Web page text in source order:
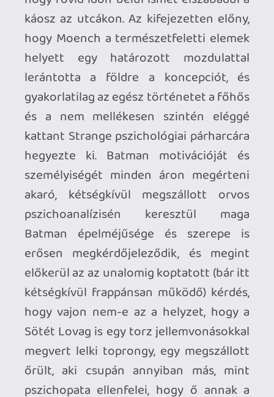
sztorihoz, ezért ezt az amúgy
agyonhasznált traumát vette elő újra –
igaz is lenne, ha nem képezné ennyire ez
az esemény a
Batman-képregény, amely a főhős
pszichéjével és lélektanával foglalkozik,
nem is kereshetné jobb helyen a karakter
mozgatórugóját, lényegét és minden
egyes cselekedetének a kiindulópontját,
mint a szülőgyilkosságban, annak a
bizonyos éjszakának a tragikus és véres
mivoltában, amikor egy piti bűnöző
megfosztotta Bruce Waynet a szüleitől, a
gyermekkorától és mindentől, ami
felnőve válhatott volna belőle. – azaz a
teljes értékű, boldog élettől. Ennél jobb
indok pedig nincs és nem is kell ahhoz,
hogy éjszakánként denevérjelmezbe
bújva üldözze a bűnt Gotham utcáin. Mi
több, Batmannek legalább akkora
szüksége van Gothamre, mint amennyire
Gothamnek Batmanre: Moench
elképzelése aprólékosan kigondolt, és a
történetet is következetesen viszi előre,
valahol a sötét szuperhőssztori és a
hardcore noir határmezsgyéjén
egyensúlyozva.